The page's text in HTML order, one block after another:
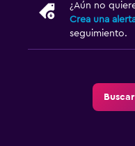
¿Aún no
Crea una
seguimiento.